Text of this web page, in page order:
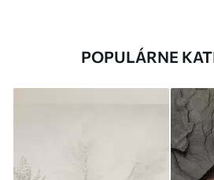
POPULÁRNE